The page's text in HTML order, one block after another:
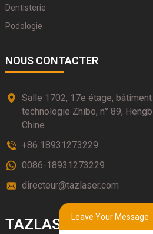
Dentisterie
Podologie
NOUS CONTACTER
Salle 1702, 17e étage,
technologie Zhibo, n° 89,
Chine
+86 18931273229
0086-18931273229
directeur@tazlaser.com
TAZLASERSLeave Your Message